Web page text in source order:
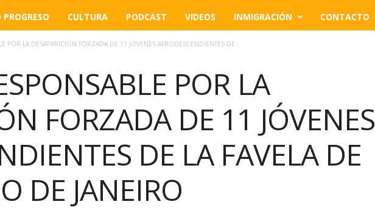
PROGRESO CULTURA PODCAST VIDEOS INMIGRACIÓN CONTACTO
POR LA DESAPARICIÓN FORZADA DE 11 JÓVENES AFRODESCENDIENTES DE...
POR LA
FORZADA DE 11 JÓVENES
DE LA FAVELA DE
DE JANEIRO